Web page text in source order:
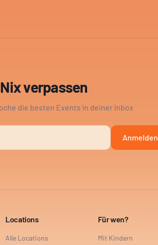
Nix verpassen
die besten Events in deiner Inbox
Anmelden
Locations
Alle Locations
Für wen?
Mit Kindern